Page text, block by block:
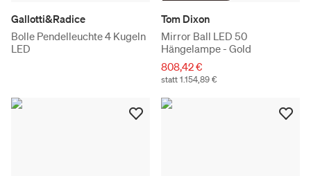
Gallotti&Radice
Bolle Pendelleuchte 4 Kugeln
LED
Tom Dixon
Mirror Ball LED 50
Hängelampe - Gold
808,42 €
statt 1.154,89 €